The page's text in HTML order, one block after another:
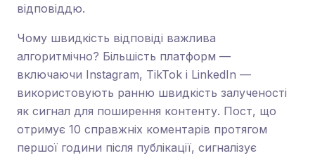
відповіддю.
Чому швидкість відповіді важлива
алгоритмічно? Більшість платформ —
включаючи Instagram, TikTok і LinkedIn —
використовують ранню швидкість залученості
як сигнал для поширення контенту. Пост, що
отримує 10 справжніх коментарів протягом
першої години після публікації, сигналізує